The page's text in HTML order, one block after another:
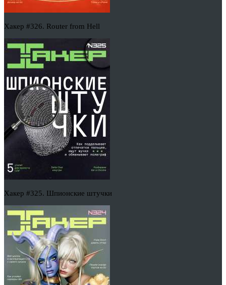
Хакер #326. Router from Hell
Хакер #325. Шпионские штучки